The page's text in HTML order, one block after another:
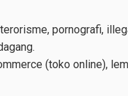
pornografi,
(toko online),